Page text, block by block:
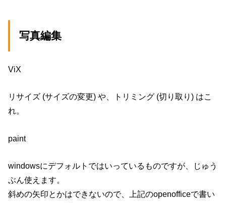
写真編集
ViX
リサイズ (サイズの変更) や、トリミング (切り取り) はこ
れ。
paint
windowsにデフォルトではいっているものですが、じゅう
ぶん使えます。
斜めの矢印とかはできないので、上記のopenofficeで書い